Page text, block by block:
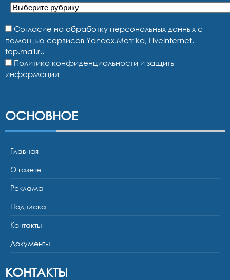
Рубрики
Согласие на обработку персональных данных с
помощью сервисов Yandex.Metrika, LiveInternet,
top.mail.ru
Политика конфиденциальности и защиты
информации
ОСНОВНОЕ
Главная
О газете
Реклама
Подписка
Контакты
Документы
КОНТАКТЫ